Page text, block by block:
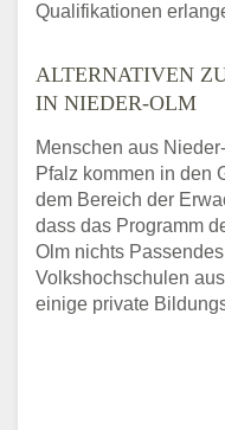
Qualifikationen
ALTERNATIVEN
IN NIEDER-OLM
Menschen aus
Pfalz kommen in den
dem Bereich der
dass das Programm
Olm nichts
Volkshochschulen
einige private